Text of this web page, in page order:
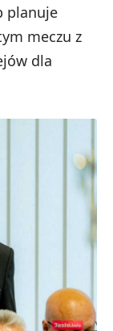
planuje
meczu z
dla